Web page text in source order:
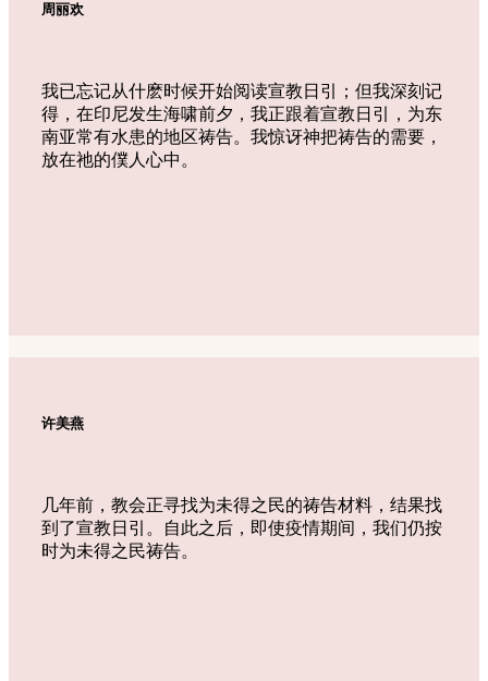
周丽欢
我已忘记从什麽时候开始阅读宣教日引；但我深刻记
得，在印尼发生海啸前夕，我正跟着宣教日引，为东
南亚常有水患的地区祷告。我惊讶神把祷告的需要，
放在祂的僕人心中。
许美燕
几年前，教会正寻找为未得之民的祷告材料，结果找
到了宣教日引。自此之后，即使疫情期间，我们仍按
时为未得之民祷告。